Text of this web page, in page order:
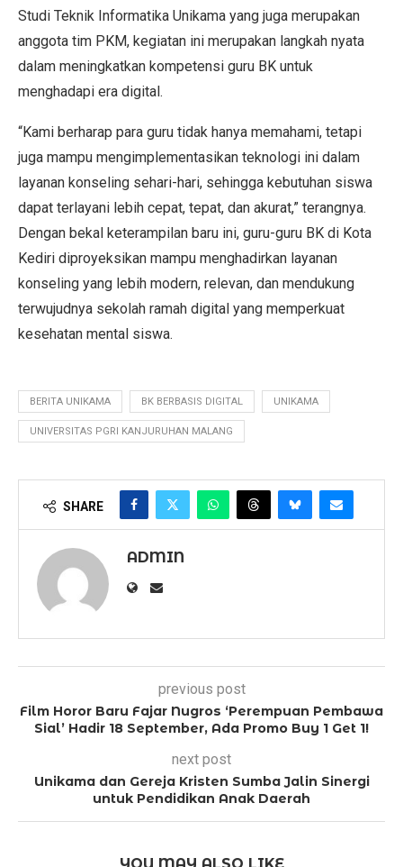
Studi Teknik Informatika Unikama yang juga merupakan
anggota tim PKM, kegiatan ini merupakan langkah nyata
dalam meningkatkan kompetensi guru BK untuk
menghadapi era digital.
“Kami berharap para guru tidak hanya memahami, tetapi
juga mampu mengimplementasikan teknologi ini dalam
layanan konseling sehari-hari, sehingga kebutuhan siswa
dapat terlayani lebih cepat, tepat, dan akurat,” terangnya.
Dengan bekal keterampilan baru ini, guru-guru BK di Kota
Kediri diproyeksikan mampu menghadirkan layanan
konseling yang lebih modern, relevan, dan mendukung
terwujudnya sekolah ramah digital yang memperkuat
kesehatan mental siswa.
BERITA UNIKAMA BK BERBASIS DIGITAL UNIKAMA
UNIVERSITAS PGRI KANJURUHAN MALANG
SHARE
ADMIN
previous post
Film Horor Baru Fajar Nugros ‘Perempuan Pembawa
Sial’ Hadir 18 September, Ada Promo Buy 1 Get 1!
next post
Unikama dan Gereja Kristen Sumba Jalin Sinergi
untuk Pendidikan Anak Daerah